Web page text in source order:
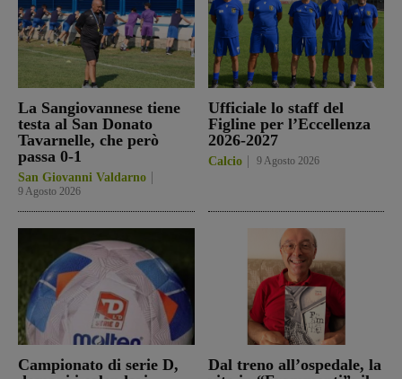
La Sangiovannese tiene
testa al San Donato
Tavarnelle, che però
passa 0-1
San Giovanni Valdarno
9 Agosto 2026
Ufficiale lo staff del
Figline per l’Eccellenza
2026-2027
Calcio 9 Agosto 2026
Campionato di serie D,
Dal treno all’ospedale, la